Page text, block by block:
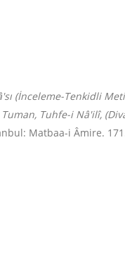
(İnceleme-Tenkidli
Tuhfe-i Nâ'ilî,
Matbaa-i Âmire.